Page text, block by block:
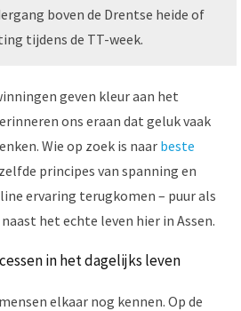
boven de Drentse heide of
tijdens de TT-week.
geven kleur aan het
ons eraan dat geluk vaak
Wie op zoek is naar beste
principes van spanning en
ervaring terugkomen – puur als
het echte leven hier in Assen.
in het dagelijks leven
elkaar nog kennen. Op de